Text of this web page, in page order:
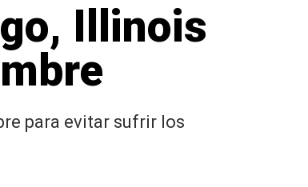
Illinois
para evitar sufrir los